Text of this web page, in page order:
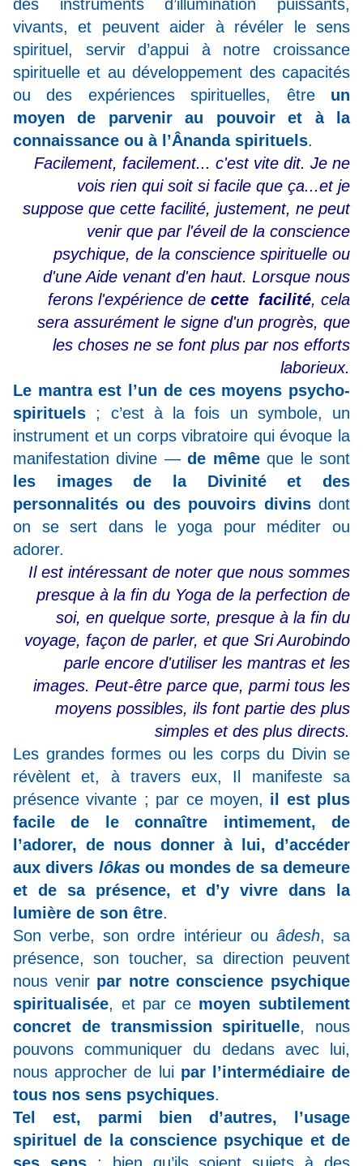
des instruments d’illumination puissants,
vivants, et peuvent aider à révéler le sens
spirituel, servir d’appui à notre croissance
spirituelle et au développement des capacités
ou des expériences spirituelles, être un
moyen de parvenir au pouvoir et à la
connaissance ou à l’Ânanda spirituels.
Facilement, facilement... c'est vite dit. Je ne
vois rien qui soit si facile que ça...et je
suppose que cette facilité, justement, ne peut
venir que par l'éveil de la conscience
psychique, de la conscience spirituelle ou
d'une Aide venant d'en haut. Lorsque nous
ferons l'expérience de cette facilité, cela
sera assurément le signe d'un progrès, que
les choses ne se font plus par nos efforts
laborieux.
Le mantra est l’un de ces moyens psycho-
spirituels ; c’est à la fois un symbole, un
instrument et un corps vibratoire qui évoque la
manifestation divine —de mêmeque le sont
les images de la Divinité et des
personnalités ou des pouvoirs divinsdont
on se sert dans le yoga pour méditer ou
adorer.
Il est intéressant de noter que nous sommes
presque à la fin du Yoga de la perfection de
soi, en quelque sorte, presque à la fin du
voyage, façon de parler, et que Sri Aurobindo
parle encore d'utiliser les mantras et les
images. Peut-être parce que, parmi tous les
moyens possibles, ils font partie des plus
simples et des plus directs.
Les grandes formes ou les corps du Divin se
révèlent et, à travers eux, Il manifeste sa
présence vivante ; par ce moyen, il est plus
facile de le connaître intimement, de
l’adorer, de nous donner à lui, d’accéder
aux divers lôkasou mondes de sa demeure
et de sa présence, et d’y vivre dans la
lumière de son être.
Son verbe, son ordre intérieur ou âdesh, sa
présence, son toucher, sa direction peuvent
nous venir par notre conscience psychique
spiritualisée, et par ce moyen subtilement
concret de transmission spirituelle, nous
pouvons communiquer du dedans avec lui,
nous approcher de lui par l’intermédiaire de
tous nos sens psychiques.
Tel est, parmi bien d’autres, l’usage
spirituel de la conscience psychique et de